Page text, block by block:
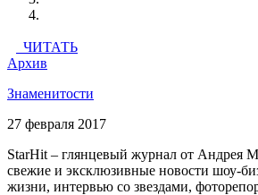
ЧИТАТЬ
Архив
Знаменитости
27 февраля 2017
StarHit – глянцевый журнал от Андрея
свежие и эксклюзивные новости шоу-
жизни, интервью со звездами,